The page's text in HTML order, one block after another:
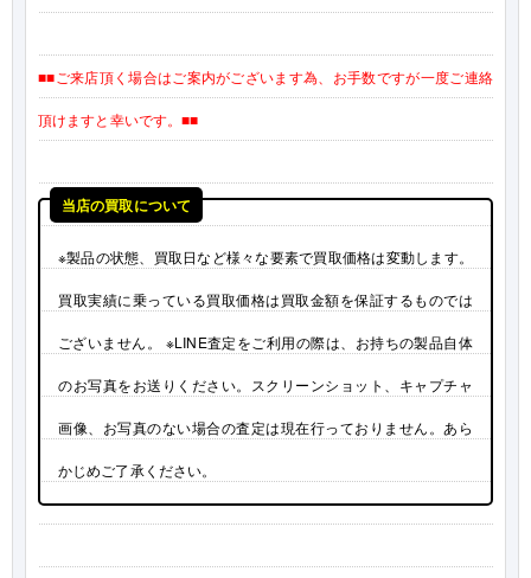
■■ご来店頂く場合はご案内がございます為、お手数ですが一度ご連絡
頂けますと幸いです。■■
当店の買取について
※製品の状態、買取日など様々な要素で買取価格は変動します。
買取実績に乗っている買取価格は買取金額を保証するものでは
ございません。 ※LINE査定をご利用の際は、お持ちの製品自体
のお写真をお送りください。スクリーンショット、キャプチャ
画像、お写真のない場合の査定は現在行っておりません。あら
かじめご了承ください。